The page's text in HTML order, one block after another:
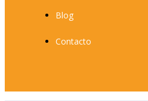
Blog
Contacto